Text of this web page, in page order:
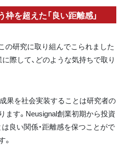
を超えた「良い距離感」
の研究に取り組んでこられました
際して、どのような気持ちで取り
果を社会実装することは研究者の
ます。Neusignal創業初期から投資
良い関係・距離感を保つことがで
。